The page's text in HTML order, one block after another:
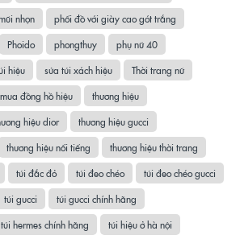
nhọn
phối đồ với giày cao gót trắng
Phoido phongthuy
phụ nữ 40
hiệu sửa túi xách hiệu
Thời trang nữ
đồng hồ hiệu
thương hiệu
hiệu dior
thương hiệu gucci
thương hiệu nổi tiếng
thương hiệu thời trang
túi đắc đỏ túi đeo chéo
túi đeo chéo gucci
túi gucci
túi gucci chính hãng
túi hermes chính hãng
túi hiệu ở hà nội